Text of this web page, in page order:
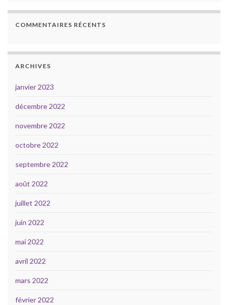
COMMENTAIRES RÉCENTS
ARCHIVES
janvier 2023
décembre 2022
novembre 2022
octobre 2022
septembre 2022
août 2022
juillet 2022
juin 2022
mai 2022
avril 2022
mars 2022
février 2022